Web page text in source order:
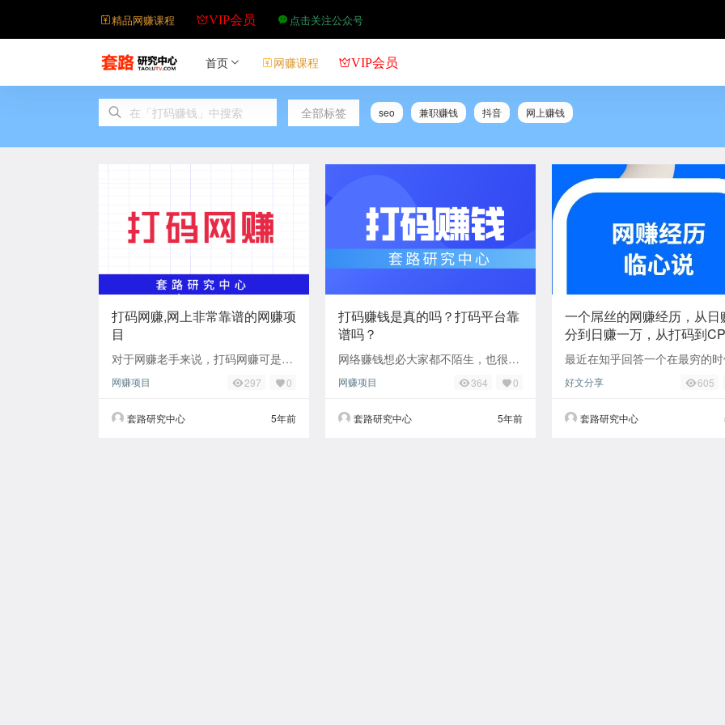
精品网赚课程 VIP会员 点击关注公众号
首页 网赚课程 VIP会员
全部标签 seo 兼职赚钱 抖音 网上赚钱
打码网赚,网上非常靠谱的网赚项
目
对于网赚老手来说，打码网赚可是熟
于新手也是一个入门的网上赚钱项
网赚项目 297 0
套路研究中心 5年前
打码赚钱是真的吗？打码平台靠
谱吗？
网络赚钱想必大家都不陌生，也很多
其中有一种类型叫做打码赚钱你听说
网赚项目 364 0
套路研究中心 5年前
一个屌丝的网赚经历，从日
分到日赚一万，从打码到
到CPS
最近在知乎回答一个在最穷的
细一点过程分享给大家！ 最穷
好文分享 605
套路研究中心